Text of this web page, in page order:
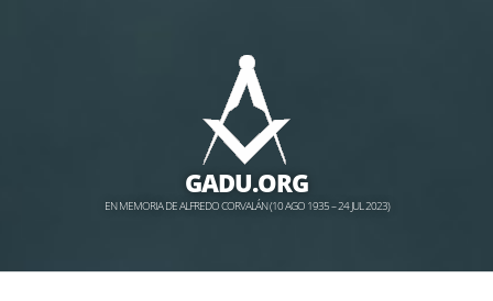
GADU.ORG
EN MEMORIA DE ALFREDO CORVALÁN (10 AGO 1935 – 24 JUL 2023)